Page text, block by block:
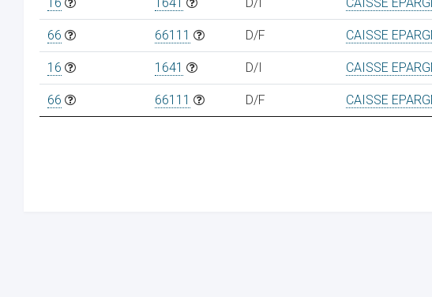
66 66111 D/F CAISSE
16 1641 D/I CAISSE
66 66111 D/F CAISSE